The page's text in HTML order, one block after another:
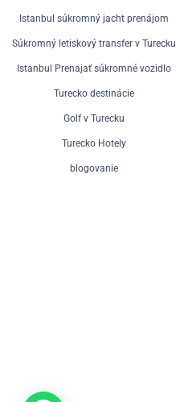
Istanbul súkromný jacht prenájom
Súkromný letiskový transfer v Turecku
Istanbul Prenajať súkromné vozidlo
Turecko destinácie
Golf v Turecku
Turecko Hotely
blogovanie